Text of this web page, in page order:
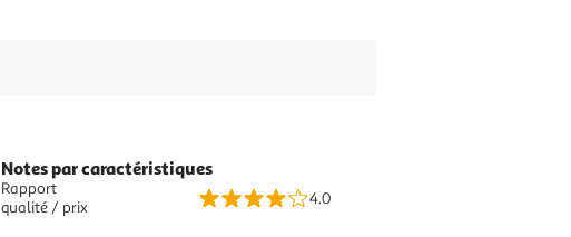
Notes par caractéristiques
Rapport
qualité / prix
4.0